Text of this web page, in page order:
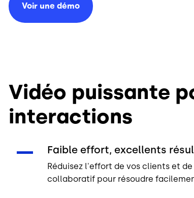
Voir une démo
Vidéo puissante
interactions
Faible effort, excellents
Réduisez l'effort de vos clients et
collaboratif pour résoudre